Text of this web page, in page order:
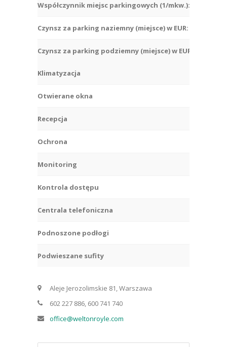
Współczynnik miejsc parkingowych (1/mkw.):
Czynsz za parking naziemny (miejsce) w EUR:
Czynsz za parking podziemny (miejsce) w EUR:
Klimatyzacja
Otwierane okna
Recepcja
Ochrona
Monitoring
Kontrola dostępu
Centrala telefoniczna
Podnoszone podłogi
Podwieszane sufity
Aleje Jerozolimskie 81, Warszawa
602 227 886, 600 741 740
office@weltonroyle.com